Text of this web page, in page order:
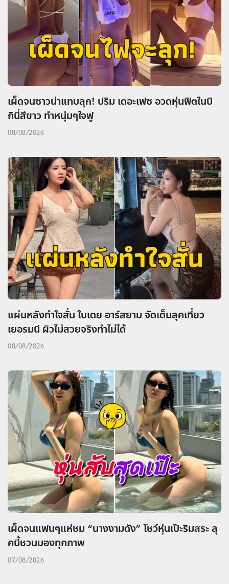
เผ็ดจนซาวน่าแทบลุก! ปริม เดอะเฟซ อวดหุ่นฟิตในบิ
กินี่สีขาว ทำหนุ่มๆใจฟู
08/08/2026
แผ่นหลังทำใจสั่น ใบเตย อาร์สยาม จัดเต็มลุคเที่ยว
เยอรมนี ผิวไม่สวยจริงทำไม่ได้
08/08/2026
เผ็ดจนแฟนๆแห่ชม “นางงามดัง” โชว์หุ่นเป๊ะริมสระ ลุ
คนี้ชวนมองทุกภาพ
07/08/2026